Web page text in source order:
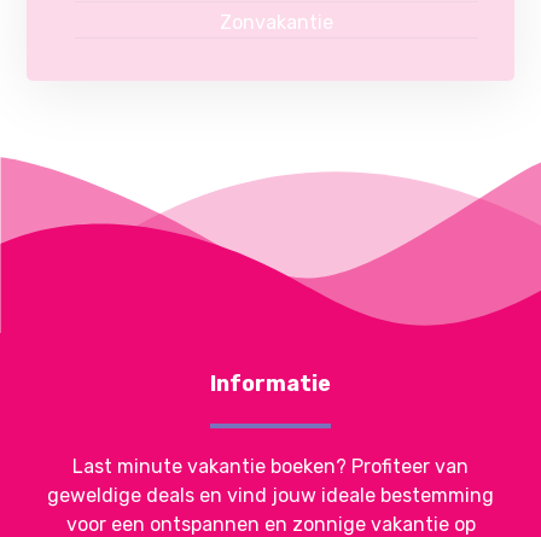
Zonvakantie
Informatie
Last minute vakantie boeken? Profiteer van
geweldige deals en vind jouw ideale bestemming
voor een ontspannen en zonnige vakantie op